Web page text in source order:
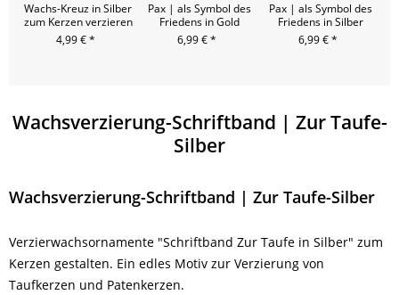
Wachs-Kreuz in Silber
zum Kerzen verzieren
4,99 € *
Pax | als Symbol des
Friedens in Gold
6,99 € *
Pax | als Symbol des
Friedens in Silber
6,99 € *
Wachsverzierung-Schriftband | Zur Taufe-
Silber
Wachsverzierung-Schriftband | Zur Taufe-Silber
Verzierwachsornamente "Schriftband Zur Taufe in Silber" zum
Kerzen gestalten. Ein edles Motiv zur Verzierung von
Taufkerzen und Patenkerzen.